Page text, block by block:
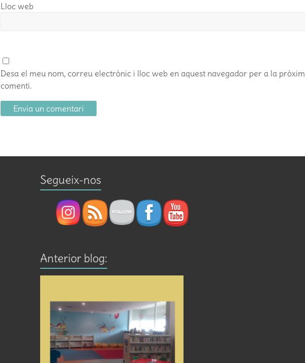
Lloc web
Desa el meu nom, correu electrònic i lloc web en aquest navegador per a la
comenti.
Segueix-nos
Anterior blog: